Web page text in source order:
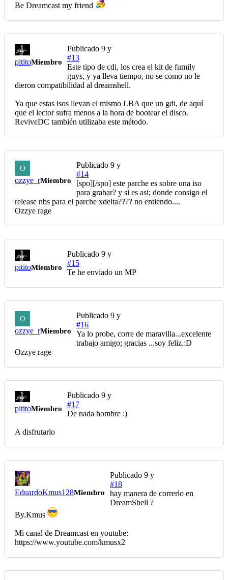
Be Dreamcast my friend
pititoMiembro
Publicado 9 y
#13
Este tipo de cdi, los crea el kit de fumily
guys, y ya lleva tiempo, no se como no le
dieron compatibilidad al dreamshell.
Ya que estas isos llevan el mismo LBA que un gdi, de aquí
que el lector sufra menos a la hora de bootear el disco.
ReviveDC también utilizaba este método.
O
ozzye_rMiembro
Publicado 9 y
#14
[spo][/spo] este parche es sobre una iso
para grabar? y si es asi; donde consigo el
release nbs para el parche xdelta???? no entiendo....
Ozzye rage
pititoMiembro
Publicado 9 y
#15
Te he enviado un MP
O
ozzye_rMiembro
Publicado 9 y
#16
Ya lo probe, corre de maravilla...excelente
trabajo amigo; gracias ...soy feliz.:D
Ozzye rage
pititoMiembro
Publicado 9 y
#17
De nada hombre :)
A disfrutarlo
EduardoKmus128Miembro
Publicado 9 y
#18
hay manera de correrlo en
DreamShell ?
By.Kmus
Mi canal de Dreamcast en youtube:
https://www.youtube.com/kmusx2